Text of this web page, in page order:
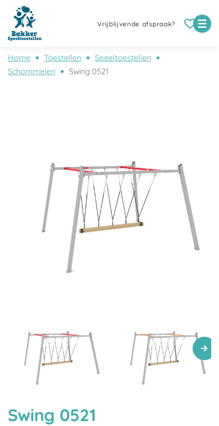
Vrijblijvende afspraak?
Home Toestellen
Speeltoestellen
Schommelen
Swing 0521
Swing 0521